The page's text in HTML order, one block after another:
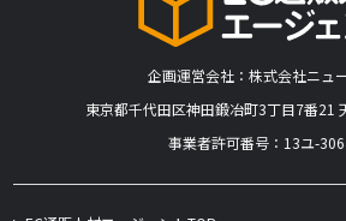
企画運営会社：株式会社ニュ
東京都千代田区神田鍛冶町3丁目7番21
事業者許可番号：13ユ-